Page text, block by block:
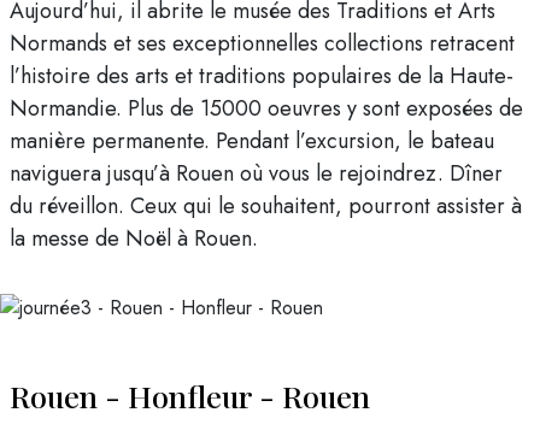
Aujourd’hui, il abrite le musée des Traditions et Arts
Normands et ses exceptionnelles collections retracent
l’histoire des arts et traditions populaires de la Haute-
Normandie. Plus de 15000 oeuvres y sont exposées de
manière permanente. Pendant l’excursion, le bateau
naviguera jusqu’à Rouen où vous le rejoindrez. Dîner
du réveillon. Ceux qui le souhaitent, pourront assister à
la messe de Noël à Rouen.
Rouen - Honfleur - Rouen